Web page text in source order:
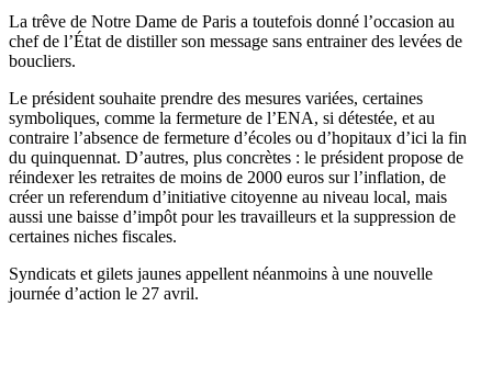
La trêve de Notre Dame de Paris a toutefois donné l’occasion au
chef de l’État de distiller son message sans entrainer des levées de
boucliers.
Le président souhaite prendre des mesures variées, certaines
symboliques, comme la fermeture de l’ENA, si détestée, et au
contraire l’absence de fermeture d’écoles ou d’hopitaux d’ici la fin
du quinquennat. D’autres, plus concrètes : le président propose de
réindexer les retraites de moins de 2000 euros sur l’inflation, de
créer un referendum d’initiative citoyenne au niveau local, mais
aussi une baisse d’impôt pour les travailleurs et la suppression de
certaines niches fiscales.
Syndicats et gilets jaunes appellent néanmoins à une nouvelle
journée d’action le 27 avril.